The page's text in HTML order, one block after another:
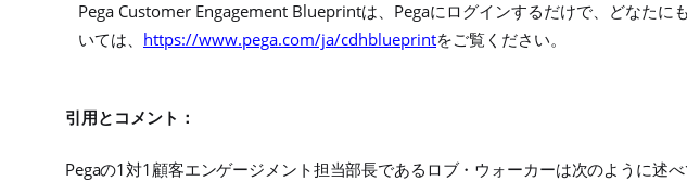
Pega Customer Engagement Blueprintは、 Pegaにログインするだけで、どなたに
いては、 https://www.pega.com/ja/cdhblueprintをご覧ください。
引用とコメント：
Pegaの1対1 顧客エンゲージメント担当部長であるロブ・ウォーカーは次のように述べ